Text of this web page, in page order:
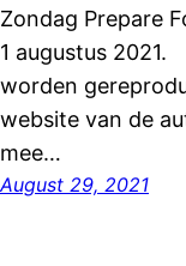
Zondag Prepare
1 augustus 2021.
worden
website van de
mee…
August 29, 2021